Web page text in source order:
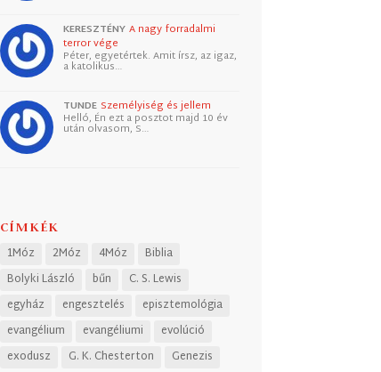
KERESZTÉNY A nagy forradalmi
terror vége
Péter, egyetértek. Amit írsz, az igaz,
a katolikus…
TUNDE Személyiség és jellem
Helló, Én ezt a posztot majd 10 év
után olvasom, S…
CÍMKÉK
1Móz 2Móz 4Móz
Biblia
Bolyki László
bűn
C. S. Lewis
egyház
engesztelés
episztemológia
evangélium
evangéliumi
evolúció
exodusz
G. K. Chesterton
Genezis